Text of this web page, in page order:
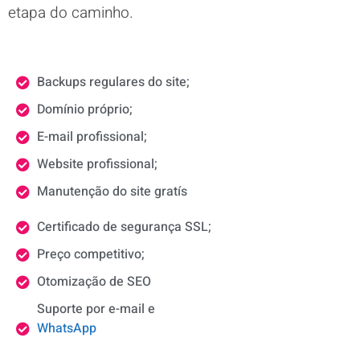
etapa do caminho.
Backups regulares do site;
Domínio próprio;
E-mail profissional;
Website profissional;
Manutenção do site gratís
Certificado de segurança SSL;
Preço competitivo;
Otomização de SEO
Suporte por e-mail e
WhatsApp